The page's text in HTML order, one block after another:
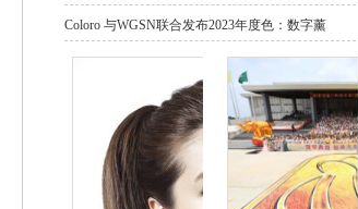
Coloro 与WGSN联合发布2023年度色：数字薰